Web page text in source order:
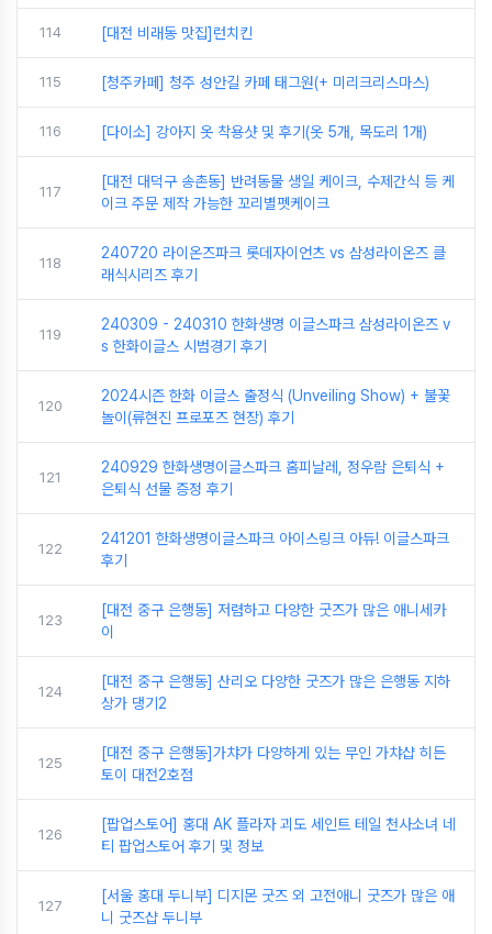
114 [대전 비래동 맛집]런치킨
115 [청주카페] 청주 성안길 카페 태그원(+ 미리크리스마스)
116 [다이소] 강아지 옷 착용샷 및 후기(옷 5개, 목도리 1개)
117
[대전 대덕구 송촌동] 반려동물 생일 케이크, 수제간식 등 케
이크 주문 제작 가능한 꼬리별펫케이크
118
240720 라이온즈파크 롯데자이언츠 vs 삼성라이온즈 클
래식시리즈 후기
119
240309 - 240310 한화생명 이글스파크 삼성라이온즈 v
s 한화이글스 시범경기 후기
120
2024시즌 한화 이글스 출정식 (Unveiling Show) + 불꽃
놀이(류현진 프로포즈 현장) 후기
121
240929 한화생명이글스파크 홈피날레, 정우람 은퇴식 +
은퇴식 선물 증정 후기
122
241201 한화생명이글스파크 아이스링크 아듀! 이글스파크
후기
123
[대전 중구 은행동] 저렴하고 다양한 굿즈가 많은 애니세카
이
124
[대전 중구 은행동] 산리오 다양한 굿즈가 많은 은행동 지하
상가 댕기2
125
[대전 중구 은행동]가챠가 다양하게 있는 무인 가챠샵 히든
토이 대전2호점
126
[팝업스토어] 홍대 AK 플라자 괴도 세인트 테일 천사소녀 네
티 팝업스토어 후기 및 정보
127
[서울 홍대 두니부] 디지몬 굿즈 외 고전애니 굿즈가 많은 애
니 굿즈샵 두니부